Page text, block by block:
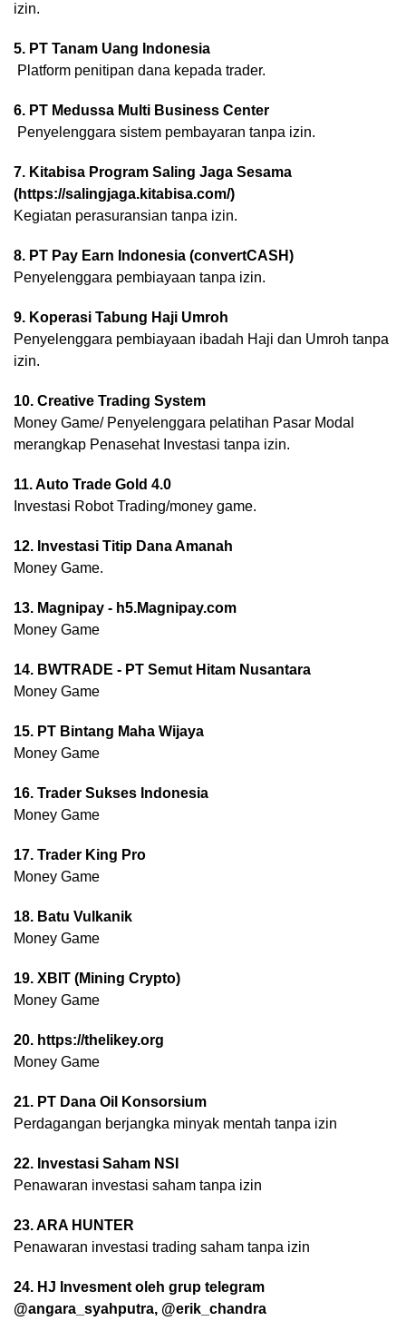
izin.
5. PT Tanam Uang Indonesia
Platform penitipan dana kepada trader.
6. PT Medussa Multi Business Center
Penyelenggara sistem pembayaran tanpa izin.
7. Kitabisa Program Saling Jaga Sesama
(https://salingjaga.kitabisa.com/)
Kegiatan perasuransian tanpa izin.
8. PT Pay Earn Indonesia (convertCASH)
Penyelenggara pembiayaan tanpa izin.
9. Koperasi Tabung Haji Umroh
Penyelenggara pembiayaan ibadah Haji dan Umroh tanpa
izin.
10. Creative Trading System
Money Game/ Penyelenggara pelatihan Pasar Modal
merangkap Penasehat Investasi tanpa izin.
11. Auto Trade Gold 4.0
Investasi Robot Trading/money game.
12. Investasi Titip Dana Amanah
Money Game.
13. Magnipay - h5.Magnipay.com
Money Game
14. BWTRADE - PT Semut Hitam Nusantara
Money Game
15. PT Bintang Maha Wijaya
Money Game
16. Trader Sukses Indonesia
Money Game
17. Trader King Pro
Money Game
18. Batu Vulkanik
Money Game
19. XBIT (Mining Crypto)
Money Game
20. https://thelikey.org
Money Game
21. PT Dana Oil Konsorsium
Perdagangan berjangka minyak mentah tanpa izin
22. Investasi Saham NSI
Penawaran investasi saham tanpa izin
23. ARA HUNTER
Penawaran investasi trading saham tanpa izin
24. HJ Invesment oleh grup telegram
@angara_syahputra, @erik_chandra